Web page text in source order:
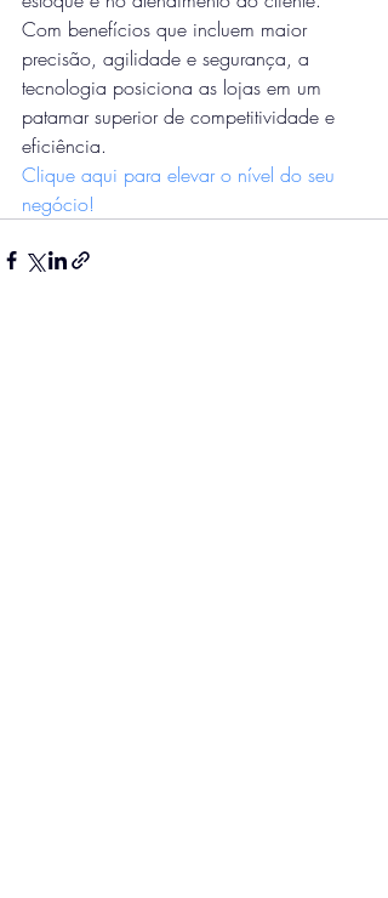
Com benefícios que incluem maior
precisão, agilidade e segurança, a
tecnologia posiciona as lojas em um
patamar superior de competitividade e
eficiência.
Clique aqui para elevar o nível do seu
negócio!